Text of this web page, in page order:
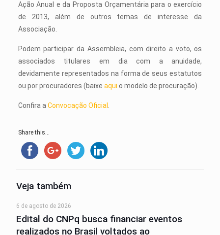
Ação Anual e da Proposta Orçamentária para o exercício
de 2013, além de outros temas de interesse da
Associação.
Podem participar da Assembleia, com direito a voto, os
associados titulares em dia com a anuidade,
devidamente representados na forma de seus estatutos
ou por procuradores (baixe aqui o modelo de procuração).
Confira a Convocação Oficial
Share this...
Veja também
6 de agosto de 2026
Edital do CNPq busca financiar eventos
realizados no Brasil voltados ao